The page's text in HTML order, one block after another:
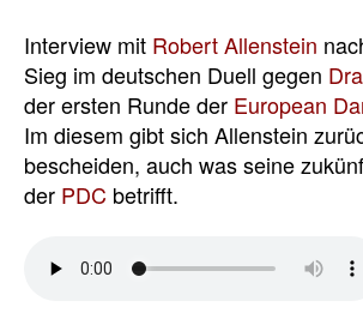
Interview mit Robert Allenstein
Sieg im deutschen Duell gegen
der ersten Runde der European
Im diesem gibt sich Allenstein
bescheiden, auch was seine
der PDC betrifft.